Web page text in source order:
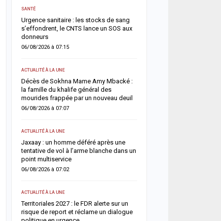
SANTÉ
Urgence sanitaire : les stocks de sang
s’effondrent, le CNTS lance un SOS aux
donneurs
06/08/2026 à 07:15
ACTUALITÉ À LA UNE
Décès de Sokhna Mame Amy Mbacké :
la famille du khalife général des
mourides frappée par un nouveau deuil
06/08/2026 à 07:07
ACTUALITÉ À LA UNE
Jaxaay : un homme déféré après une
tentative de vol à l’arme blanche dans un
point multiservice
06/08/2026 à 07:02
ACTUALITÉ À LA UNE
Territoriales 2027 : le FDR alerte sur un
risque de report et réclame un dialogue